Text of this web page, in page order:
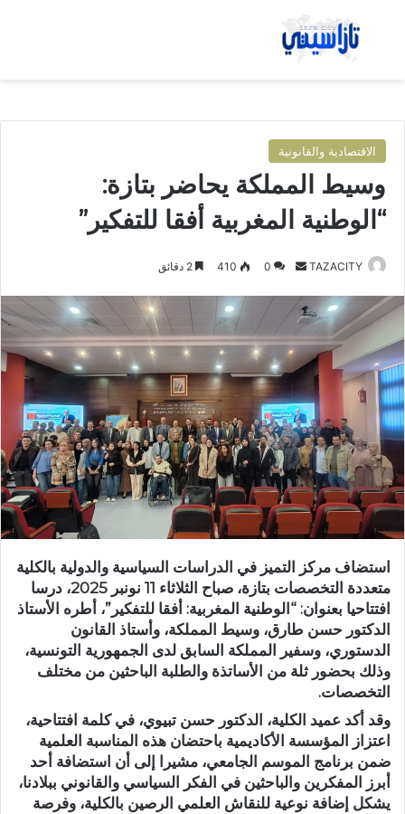
بحث عن
الاقتصادية والقانونية
وسيط المملكة يحاضر بتازة:
“الوطنية المغربية أفقا للتفكير”
TAZACITY
س
ب
ر
ي
د
ا
إ
ل
ك
و
ن
ا
0
410
استضاف مركز التميز في الدراسات السياسية والدولية بالكلية
متعددة التخصصات بتازة، صباح الثلاثاء 11 نونبر 2025، درسا
افتتاحيا بعنوان: “الوطنية المغربية: أفقا للتفكير”، أطره الأستاذ
الدكتور حسن طارق، وسيط المملكة، وأستاذ القانون
الدستوري، وسفير المملكة السابق لدى الجمهورية التونسية،
وذلك بحضور ثلة من الأساتذة والطلبة الباحثين من مختلف
التخصصات.
وقد أكد عميد الكلية، الدكتور حسن تبيوي، في كلمة افتتاحية،
اعتزاز المؤسسة الأكاديمية باحتضان هذه المناسبة العلمية
ضمن برنامج الموسم الجامعي، مشيرا إلى أن استضافة أحد
أبرز المفكرين والباحثين في الفكر السياسي والقانوني ببلادنا،
يشكل إضافة نوعية للنقاش العلمي الرصين بالكلية، وفرصة